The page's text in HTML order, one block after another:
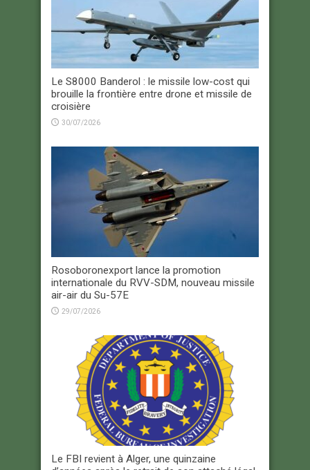
Le S8000 Banderol : le missile low-cost qui
brouille la frontière entre drone et missile de
croisière
30/07/2026
Rosoboronexport lance la promotion
internationale du RVV-SDM, nouveau missile
air-air du Su-57E
29/07/2026
Le FBI revient à Alger, une quinzaine